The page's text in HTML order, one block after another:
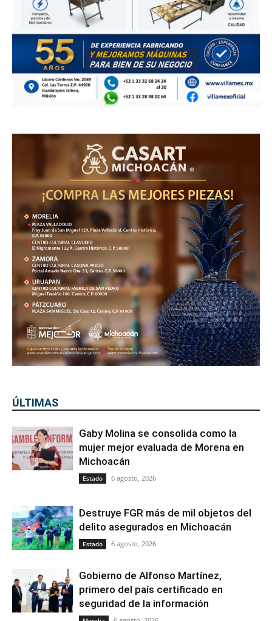
ÚLTIMAS
Gaby Molina se consolida como la
mujer mejor evaluada de Morena en
Michoacán
Estado 6 agosto, 2026
Destruye FGR más de mil objetos del
delito asegurados en Michoacán
Estado 6 agosto, 2026
Gobierno de Alfonso Martínez,
primero del país certificado en
seguridad de la información